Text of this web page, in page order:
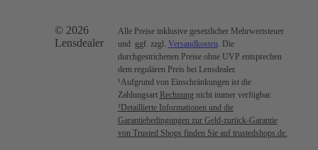
© 2026
Lensdealer
Alle Preise inklusive gesetzlicher Mehrwertsteuer
und ggf. zzgl. Versandkosten . Die
durchgestrichenen Preise ohne UVP entsprechen
dem regulären Preis bei Lensdealer.
¹Aufgrund von Einschränkungen ist die
Zahlungsart Rechnung nicht immer verfügbar.
²Detaillierte Informationen und die
Garantiebedingungen zur Geld-zurück-Garantie
von Trusted Shops finden Sie auf trustedshops.de.